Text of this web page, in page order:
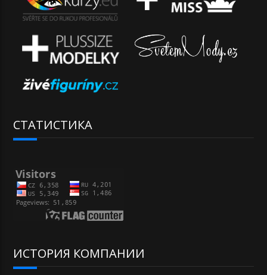
СТАТИСТИКА
ИСТОРИЯ КОМПАНИИ